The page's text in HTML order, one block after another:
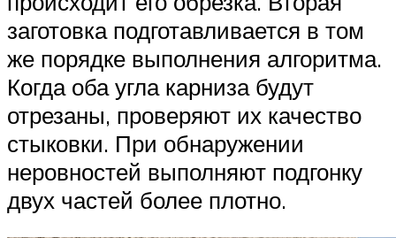
заготовка подготавливается в том
же порядке выполнения алгоритма.
Когда оба угла карниза будут
отрезаны, проверяют их качество
стыковки. При обнаружении
неровностей выполняют подгонку
двух частей более плотно.